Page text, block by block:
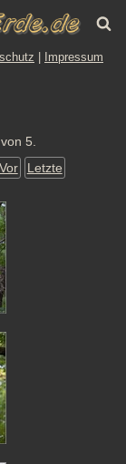
Impressum
5.
Vor Letzte